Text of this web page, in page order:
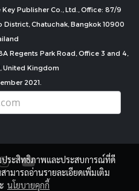
Publisher Co., Ltd., Office: 87/9
District, Chatuchak, Bangkok 10900
Regents Park Road, Office 3 and 4,
United Kingdom
2021.
ประสิทธิภาพและประสบการณ์ที่ดี
ามารถอ่านรายละเอียดเพิ่มเติม
นโยบายคุกกี้